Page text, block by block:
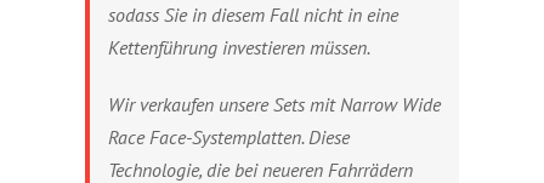
sodass Sie in diesem Fall nicht in eine
Kettenführung investieren müssen.
Wir verkaufen unsere Sets mit Narrow Wide
Race Face-Systemplatten. Diese
Technologie, die bei neueren Fahrrädern